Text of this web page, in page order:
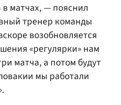
матчах, — пояснил
тренер команды
возобновляется
«регулярки» нам
матча, а потом будут
мы работали